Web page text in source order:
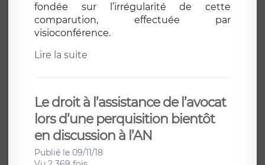
fondée sur l’irrégularité de cette
comparution, effectuée par
visioconférence.
Lire la suite
Le droit à l’assistance de l’avocat
lors d’une perquisition bientôt
en discussion à l’AN
Publié le 09/11/18